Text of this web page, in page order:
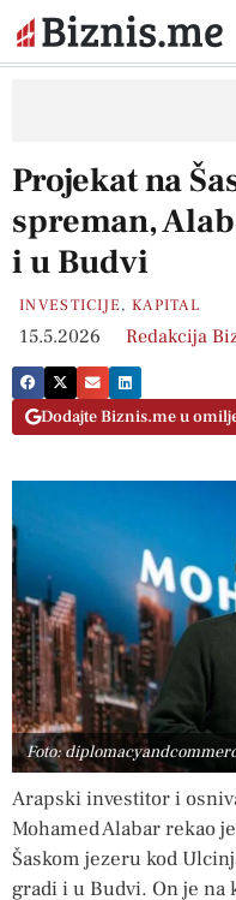
Projekat na
spreman,
i u Budvi
INVESTICIJE, KAPITAL
15.5.2026 Redakcija
Dodajte Biznis.me u
Foto:
Arapski investitor i
Mohamed Alabar rekao
Šaskom jezeru kod
gradi i u Budvi. On je na